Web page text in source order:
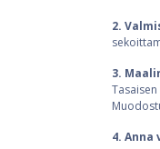
2.
3.
4. Anna